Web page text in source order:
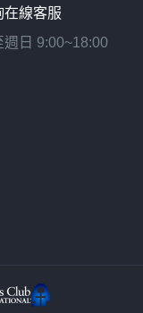
在線客服
日 9:00~18:00